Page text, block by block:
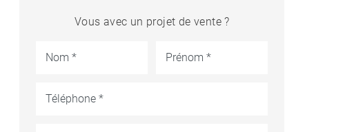
Vous avec un projet de vente ?